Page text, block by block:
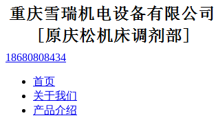
18680808434
首页
关于我们
产品介绍